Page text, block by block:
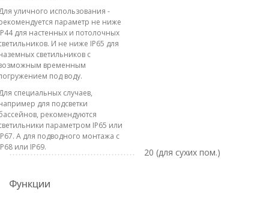
уличного использования -
параметр не ниже
для настенных и потолочных
И не ниже IP65 для
светильников с
временным
под воду.
специальных случаев,
для подсветки
рекомендуются
параметром IP65 или
А для подводного монтажа с
или IP69.
20 (для сухих пом.)
Функции